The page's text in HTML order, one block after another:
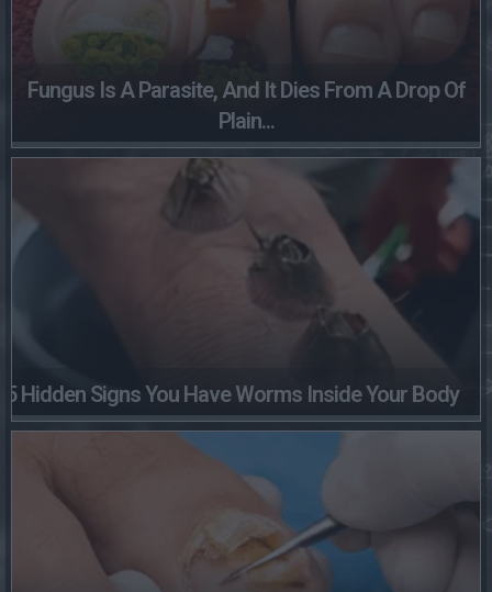
Fungus Is A Parasite, And It Dies From A Drop Of
Plain...
5 Hidden Signs You Have Worms Inside Your Body